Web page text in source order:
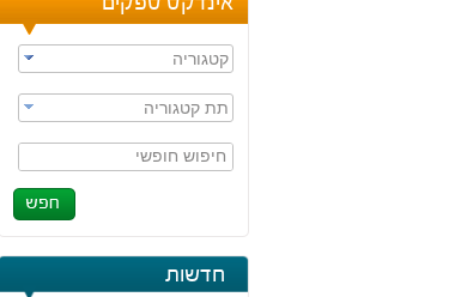
קטגוריה
תת קטגוריה
חיפוש חופשי
חדשות